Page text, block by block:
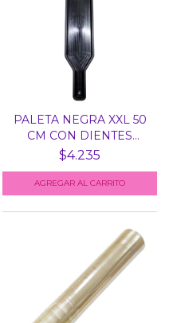
PALETA NEGRA XXL 50
CM CON DIENTES
PARA...
$4.235
AGREGAR AL CARRITO